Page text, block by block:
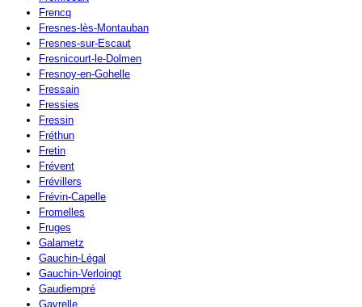
Frencq
Fresnes-lès-Montauban
Fresnes-sur-Escaut
Fresnicourt-le-Dolmen
Fresnoy-en-Gohelle
Fressain
Fressies
Fressin
Fréthun
Fretin
Frévent
Frévillers
Frévin-Capelle
Fromelles
Fruges
Galametz
Gauchin-Légal
Gauchin-Verloingt
Gaudiempré
Gavrelle